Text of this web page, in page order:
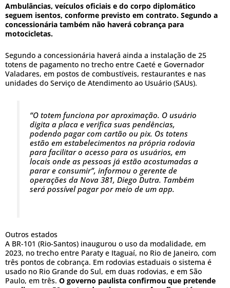
Ambulâncias, veículos oficiais e do corpo diplomático
seguem isentos, conforme previsto em contrato. Segundo a
concessionária também não haverá cobrança para
motocicletas.
Segundo a concessionária haverá ainda a instalação de 25
totens de pagamento no trecho entre Caeté e Governador
Valadares, em postos de combustíveis, restaurantes e nas
unidades do Serviço de Atendimento ao Usuário (SAUs).
“O totem funciona por aproximação. O usuário
digita a placa e verifica suas pendências,
podendo pagar com cartão ou pix. Os totens
estão em estabelecimentos na própria rodovia
para facilitar o acesso para os usuários, em
locais onde as pessoas já estão acostumadas a
parar e consumir”, informou o gerente de
operações da Nova 381, Diego Dutra. Também
será possível pagar por meio de um app.
Outros estados
A BR-101 (Rio-Santos) inaugurou o uso da modalidade, em
2023, no trecho entre Paraty e Itaguaí, no Rio de Janeiro, com
três pontos de cobrança. Em rodovias estaduais o sistema é
usado no Rio Grande do Sul, em duas rodovias, e em São
Paulo, em três. O governo paulista confirmou que pretende